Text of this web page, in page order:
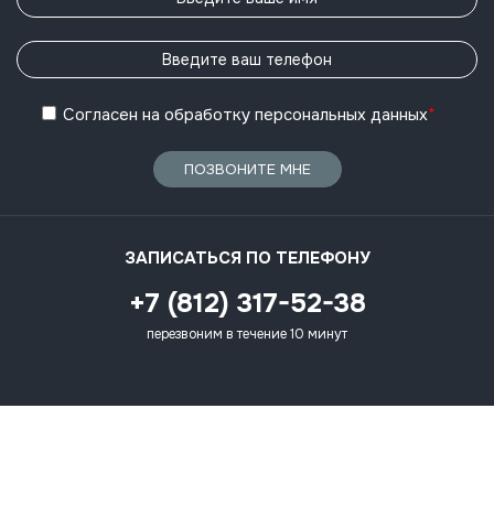
Согласен на обработку персональных данных*
ПОЗВОНИТЕ МНЕ
ЗАПИСАТЬСЯ ПО ТЕЛЕФОНУ
+7 (812) 317-52-38
перезвоним в течение 10 минут